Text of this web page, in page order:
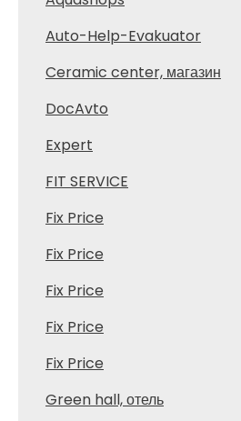
Auto-Help-Evakuator
Ceramic center, магазин
DocAvto
Expert
FIT SERVICE
Fix Price
Fix Price
Fix Price
Fix Price
Fix Price
Green hall, отель